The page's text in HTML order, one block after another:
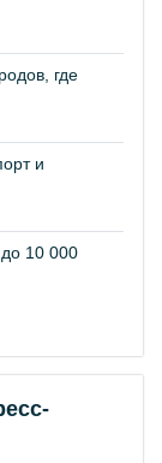
где
и
10 000